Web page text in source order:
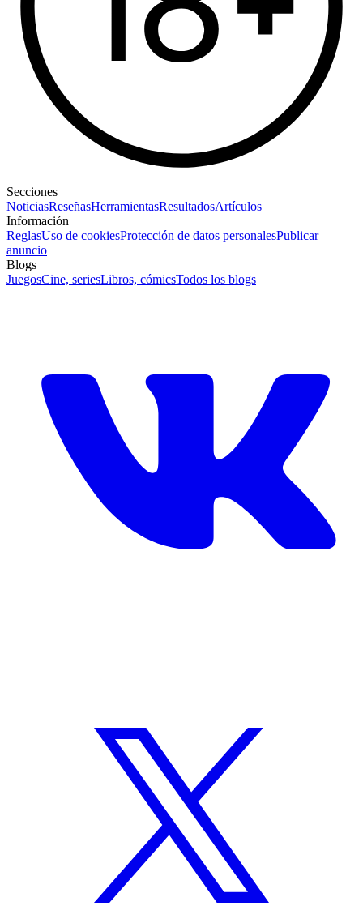
Secciones
NoticiasReseñasHerramientasResultadosArtículos
Información
ReglasUso de cookiesProtección de datos personalesPublicar
anuncio
Blogs
JuegosCine, seriesLibros, cómicsTodos los blogs